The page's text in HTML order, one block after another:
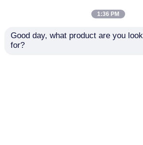
1:36 PM
Good day, what product are you
for?